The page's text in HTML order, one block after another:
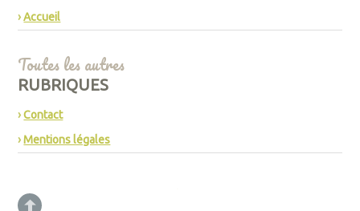
Accueil
Toutes les autres
RUBRIQUES
Contact
Mentions légales